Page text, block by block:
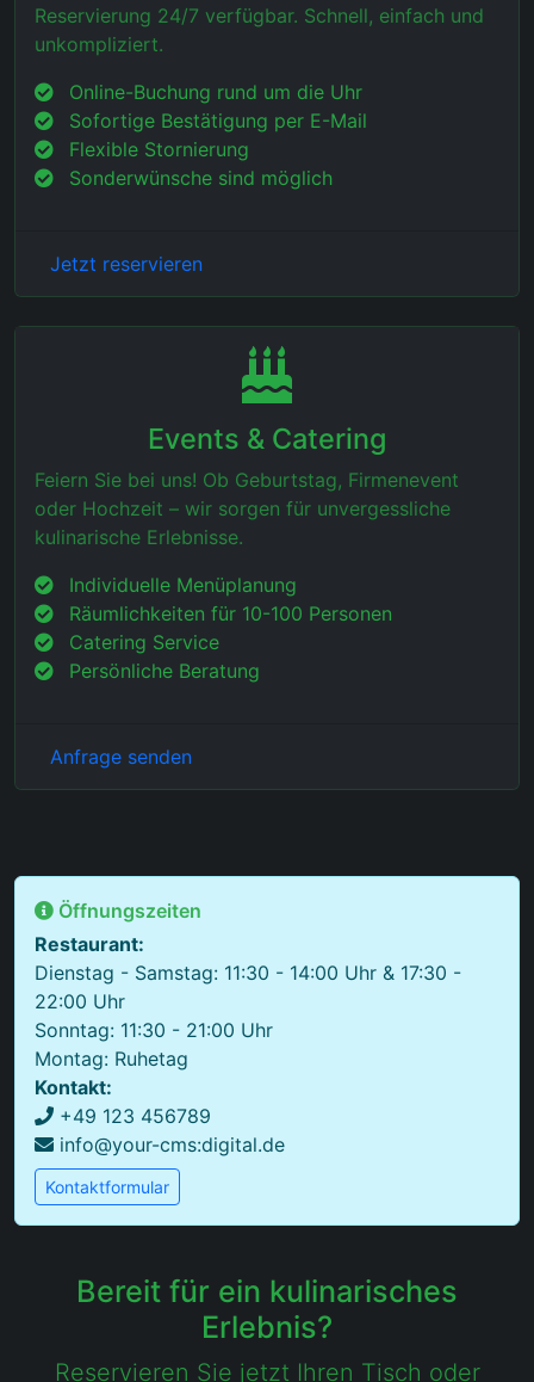
Reservierung 24/7 verfügbar. Schnell, einfach und
unkompliziert.
Online-Buchung rund um die Uhr
Sofortige Bestätigung per E-Mail
Flexible Stornierung
Sonderwünsche sind möglich
Jetzt reservieren
Events & Catering
Feiern Sie bei uns! Ob Geburtstag, Firmenevent
oder Hochzeit – wir sorgen für unvergessliche
kulinarische Erlebnisse.
Individuelle Menüplanung
Räumlichkeiten für 10-100 Personen
Catering Service
Persönliche Beratung
Anfrage senden
Öffnungszeiten
Restaurant:
Dienstag - Samstag: 11:30 - 14:00 Uhr & 17:30 -
22:00 Uhr
Sonntag: 11:30 - 21:00 Uhr
Montag: Ruhetag
Kontakt:
+49 123 456789
info@your-cms:digital.de
Kontaktformular
Bereit für ein kulinarisches
Erlebnis?
Reservieren Sie jetzt Ihren Tisch oder